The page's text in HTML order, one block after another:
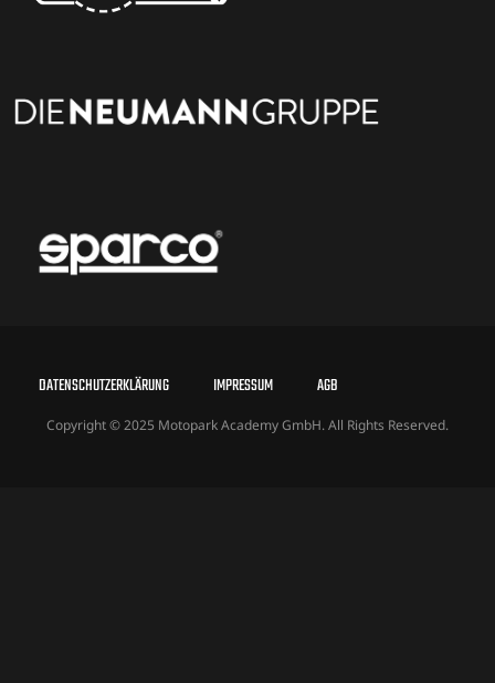
DATENSCHUTZERKLÄRUNG IMPRESSUM AGB
Copyright © 2025 Motopark Academy GmbH. All Rights Reserved.